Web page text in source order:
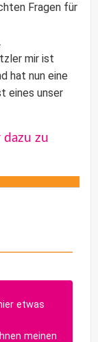
Fragen für
mir ist
hat nun eine
eines unser
dazu zu
etwas
meinen